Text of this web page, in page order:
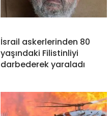
İsrail askerlerinden 80
yaşındaki Filistinliyi
darbederek yaraladı